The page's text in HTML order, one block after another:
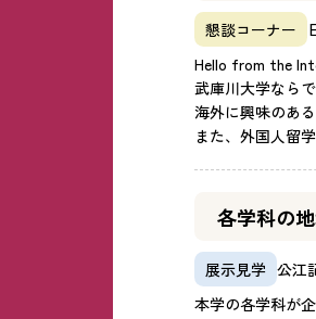
懇談コーナー
Hello from the
武庫川大学なら
海外に興味のあ
また、外国人留
各学科の
展示見学 公江
本学の各学科が